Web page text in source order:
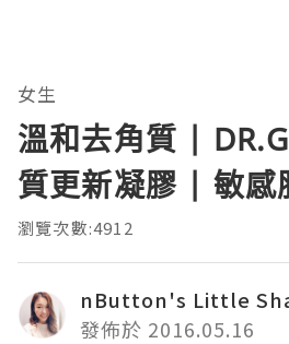
女生
溫和去角質 |
質更新凝膠 | 敏感
瀏覽次數:4912
nButton's Little
發佈於 2016.05.16